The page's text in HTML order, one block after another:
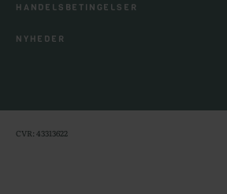
HANDELSBETINGELSER
NYHEDER
CVR: 43313622